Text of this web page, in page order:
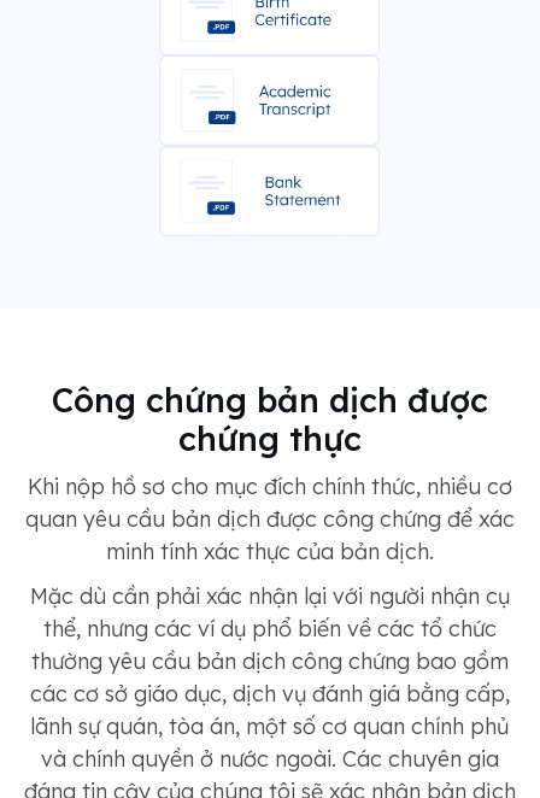
Công chứng bản dịch được
chứng thực
Khi nộp hồ sơ cho mục đích chính thức, nhiều cơ
quan yêu cầu bản dịch được công chứng để xác
minh tính xác thực của bản dịch.
Mặc dù cần phải xác nhận lại với người nhận cụ
thể, nhưng các ví dụ phổ biến về các tổ chức
thường yêu cầu bản dịch công chứng bao gồm
các cơ sở giáo dục, dịch vụ đánh giá bằng cấp,
lãnh sự quán, tòa án, một số cơ quan chính phủ
và chính quyền ở nước ngoài. Các chuyên gia
đáng tin cậy của chúng tôi sẽ xác nhận bản dịch